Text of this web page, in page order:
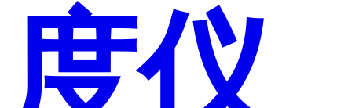
度仪